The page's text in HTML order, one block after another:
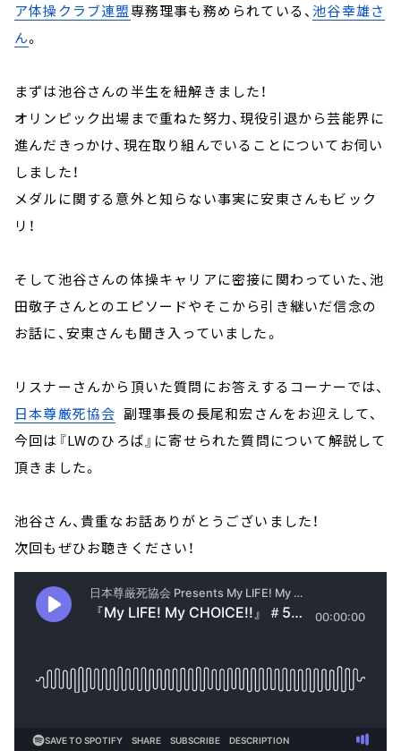
ア体操クラブ連盟専務理事も務められている、池谷幸雄さ
ん。
まずは池谷さんの半生を紐解きました！
オリンピック出場まで重ねた努力、現役引退から芸能界に
進んだきっかけ、現在取り組んでいることについてお伺い
しました！
メダルに関する意外と知らない事実に安東さんもビック
リ！
そして池谷さんの体操キャリアに密接に関わっていた、池
田敬子さんとのエピソードやそこから引き継いだ信念の
お話に、安東さんも聞き入っていました。
リスナーさんから頂いた質問にお答えするコーナーでは、
日本尊厳死協会 副理事長の長尾和宏さんをお迎えして、
今回は『LWのひろば』に寄せられた質問について解説して
頂きました。
池谷さん、貴重なお話ありがとうございました！
次回もぜひお聴きください！